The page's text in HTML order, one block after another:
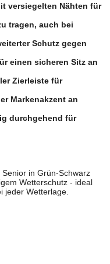
versiegelten Nähten für
tragen, auch bei
Schutz gegen
einen sicheren Sitz an
Zierleiste für
Markenakzent an
durchgehend für
in Grün-Schwarz
Wetterschutz - ideal
jeder Wetterlage.